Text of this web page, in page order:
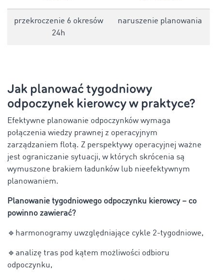
przekroczenie 6 okresów
24h
naruszenie planowania
Jak planować tygodniowy
odpoczynek kierowcy w praktyce?
Efektywne planowanie odpoczynków wymaga
połączenia wiedzy prawnej z operacyjnym
zarządzaniem flotą. Z perspektywy operacyjnej ważne
jest ograniczanie sytuacji, w których skrócenia są
wymuszone brakiem ładunków lub nieefektywnym
planowaniem.
Planowanie tygodniowego odpoczynku kierowcy – co
powinno zawierać?
🔹harmonogramy uwzględniające cykle 2-tygodniowe,
🔹analizę tras pod kątem możliwości odbioru
odpoczynku,